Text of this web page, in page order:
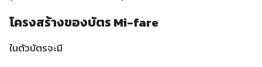
โครงสร้างของบัตร Mi-fare
ในตัวบัตรจะมี